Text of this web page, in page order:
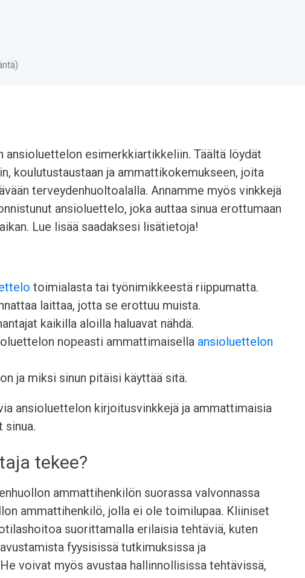
ansioluettelon esimerkkiartikkeliin. Täältä löydät
koulutustaustaan ja ammattikokemukseen, joita
terveydenhuoltoalalla. Annamme myös vinkkejä
ansioluettelo, joka auttaa sinua erottumaan
Lue lisää saadaksesi lisätietoja!
toimialasta tai työnimikkeestä riippumatta.
laittaa, jotta se erottuu muista.
kaikilla aloilla haluavat nähdä.
nopeasti ammattimaisella ansioluettelon
on ja miksi sinun pitäisi käyttää sitä.
ansioluettelon kirjoitusvinkkejä ja ammattimaisia
sinua.
tekee?
ammattihenkilön suorassa valvonnassa
ammattihenkilö, jolla ei ole toimilupaa. Kliiniset
suorittamalla erilaisia tehtäviä, kuten
fyysisissä tutkimuksissa ja
voivat myös avustaa hallinnollisissa tehtävissä,